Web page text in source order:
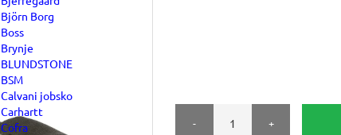
Björn Borg
Boss
Brynje
BLUNDSTONE
BSM
Calvani jobsko
Carhartt
Cofra
- +